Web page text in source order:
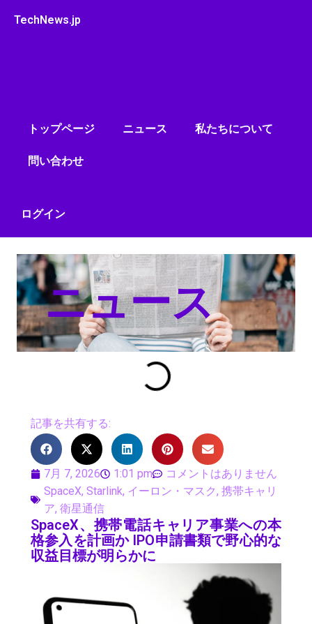
TechNews.jp
トップページ ニュース 私たちについて
問い合わせ
ログイン
ニュース
記事を共有する:
7月 7, 2026 1:01 pm
コメントはありません
SpaceX, Starlink, イーロン・マスク, 携帯キャリ
ア, 衛星通信
SpaceX、携帯電話キャリア事業への本
格参入を計画か IPO申請書類で野心的な
収益目標が明らかに